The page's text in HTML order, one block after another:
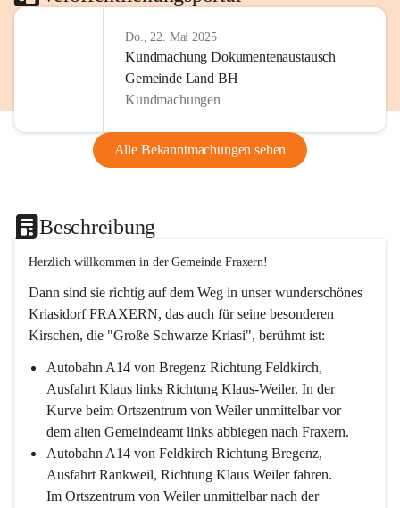
Do., 22. Mai 2025
Kundmachung Dokumentenaustausch
Gemeinde Land BH
Kundmachungen
Alle Bekanntmachungen sehen
Beschreibung
Herzlich willkommen in der Gemeinde Fraxern!
Dann sind sie richtig auf dem Weg in unser wunderschönes
Kriasidorf FRAXERN, das auch für seine besonderen
Kirschen, die "Große Schwarze Kriasi", berühmt ist:
Autobahn A14 von Bregenz Richtung Feldkirch,
Ausfahrt Klaus links Richtung Klaus-Weiler. In der
Kurve beim Ortszentrum von Weiler unmittelbar vor
dem alten Gemeindeamt links abbiegen nach Fraxern.
Autobahn A14 von Feldkirch Richtung Bregenz,
Ausfahrt Rankweil, Richtung Klaus Weiler fahren.
Im Ortszentrum von Weiler unmittelbar nach der